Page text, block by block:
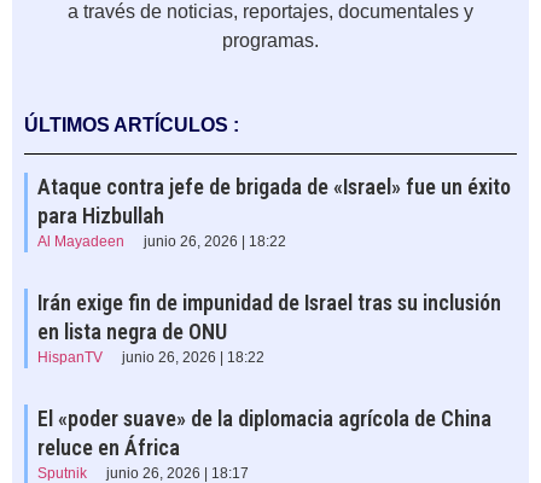
a través de noticias, reportajes, documentales y
programas.
ÚLTIMOS ARTÍCULOS :
Ataque contra jefe de brigada de «Israel» fue un éxito
para Hizbullah
Al Mayadeen junio 26, 2026 | 18:22
Irán exige fin de impunidad de Israel tras su inclusión
en lista negra de ONU
HispanTV junio 26, 2026 | 18:22
El «poder suave» de la diplomacia agrícola de China
reluce en África
Sputnik junio 26, 2026 | 18:17